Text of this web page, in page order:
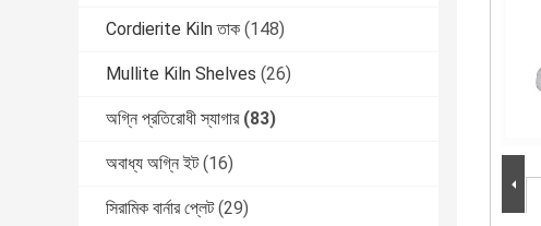
Cordierite Kiln তাক (148)
Mullite Kiln Shelves (26)
অগ্নি প্রতিরোধী স্যাগার (83)
অবাধ্য অগ্নি ইট (16)
সিরামিক বার্নার প্লেট (29)